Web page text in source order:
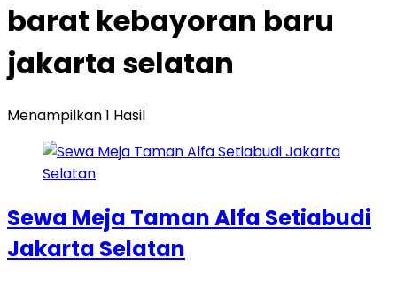
barat kebayoran baru
jakarta selatan
Menampilkan 1 Hasil
Sewa Meja Taman Alfa Setiabudi
Jakarta Selatan